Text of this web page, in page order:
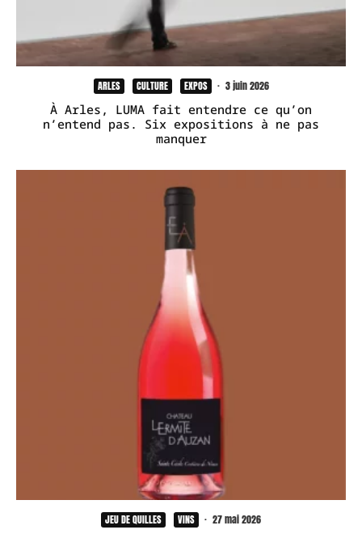
ARLES CULTURE EXPOS · 3 juin 2026
À Arles, LUMA fait entendre ce qu’on
n’entend pas. Six expositions à ne pas
manquer
JEU DE QUILLES VINS · 27 mai 2026